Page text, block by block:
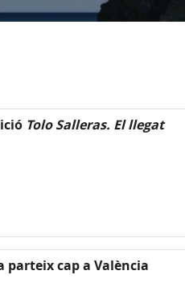
Tolo Salleras. El llegat
parteix cap a València